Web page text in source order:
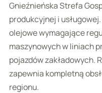
Gnieźnieńska Strefa
produkcyjnej i
olejowe wymagające
maszynowych w liniach
pojazdów zakładowych.
zapewnia kompletną
regionu.